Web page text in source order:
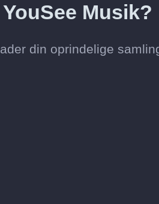
Musik?
din oprindelige